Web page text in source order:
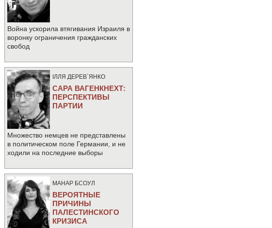
Война ускорила втягивания Израиля в
воронку ограничения гражданских
свобод
IЛЛЯ ДЕРЕВ`ЯНКО
САРА ВАГЕНКНЕХТ:
ПЕРСПЕКТИВЫ
ПАРТИИ
Множество немцев не представлены
в политическом поле Германии, и не
ходили на последние выборы
МАНАР БСОУЛ
ВЕРОЯТНЫЕ
ПРИЧИНЫ
ПАЛЕСТИНСКОГО
КРИЗИСА